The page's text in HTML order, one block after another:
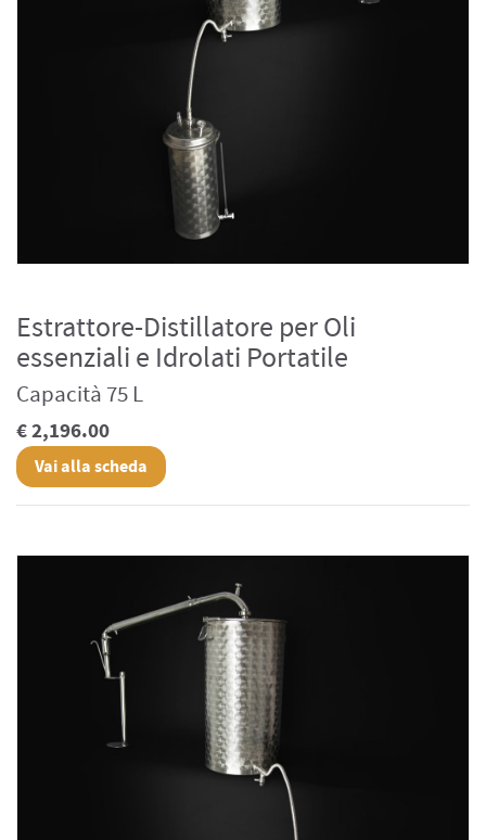
Estrattore-Distillatore per Oli
essenziali e Idrolati Portatile
Capacità 75 L
€ 2,196.00
Vai alla scheda